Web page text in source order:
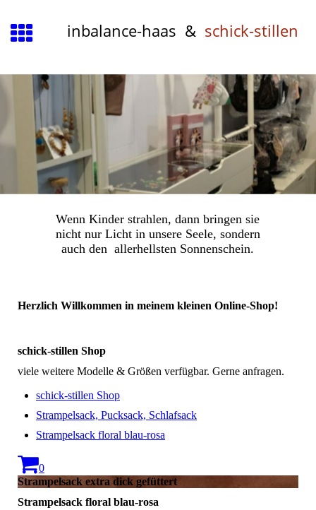
inbalance-haas & schick-stillen
Wenn Kinder strahlen, dann bringen sie
nicht nur Licht in unsere Seele, sondern
auch den allerhellsten Sonnenschein.
Herzlich Willkommen in meinem kleinen Online-Shop!
schick-stillen Shop
viele weitere Modelle & Größen verfügbar. Gerne anfragen.
schick-stillen Shop
Strampelsack, Pucksack, Schlafsack
Strampelsack floral blau-rosa
0
Strampelsack extra dick gefüttert
Strampelsack floral blau-rosa